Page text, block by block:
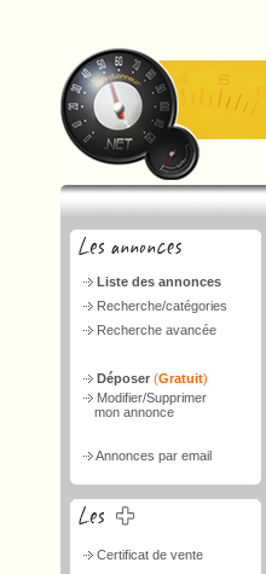
Liste des annonces
Recherche/catégories
Recherche avancée
Déposer (Gratuit)
Modifier/Supprimer
mon annonce
Annonces par email
Certificat de vente